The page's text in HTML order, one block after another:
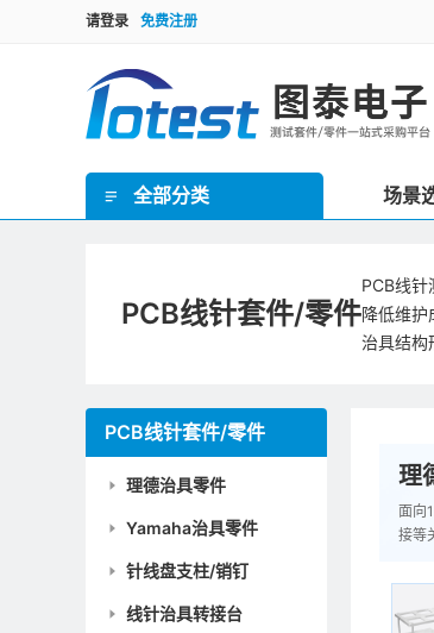
请登录 免费注册
全部分类 场景
PCB线针套件/零件
PCB线针
降低维护
治具结构
PCB线针套件/零件
理德治具零件
Yamaha治具零件
针线盘支柱/销钉
线针治具转接台
理
面向
接等